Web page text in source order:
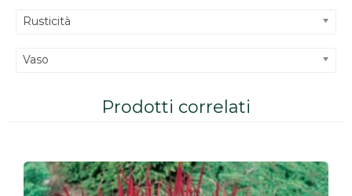
Rusticità
Vaso
Prodotti correlati